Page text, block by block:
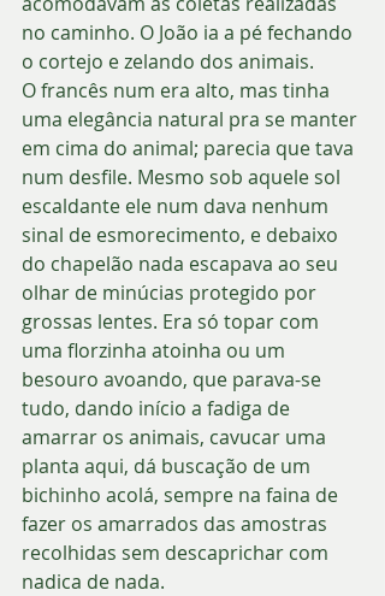
no caminho. O João ia a pé fechando
o cortejo e zelando dos animais.
O francês num era alto, mas tinha
uma elegância natural pra se manter
em cima do animal; parecia que tava
num desfile. Mesmo sob aquele sol
escaldante ele num dava nenhum
sinal de esmorecimento, e debaixo
do chapelão nada escapava ao seu
olhar de minúcias protegido por
grossas lentes. Era só topar com
uma florzinha atoinha ou um
besouro avoando, que parava-se
tudo, dando início a fadiga de
amarrar os animais, cavucar uma
planta aqui, dá buscação de um
bichinho acolá, sempre na faina de
fazer os amarrados das amostras
recolhidas sem descaprichar com
nadica de nada.